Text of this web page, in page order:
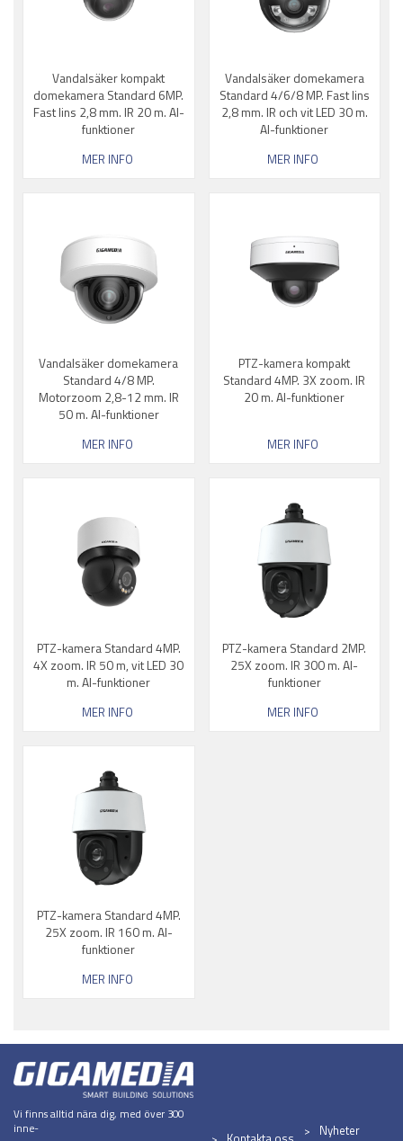
Vandalsäker kompakt
domekamera Standard 6MP.
Fast lins 2,8 mm. IR 20 m. AI-
funktioner
MER INFO
Vandalsäker domekamera
Standard 4/6/8 MP. Fast lins
2,8 mm. IR och vit LED 30 m.
AI-funktioner
MER INFO
Vandalsäker domekamera
Standard 4/8 MP.
Motorzoom 2,8-12 mm. IR
50 m. AI-funktioner
MER INFO
PTZ-kamera kompakt
Standard 4MP. 3X zoom. IR
20 m. AI-funktioner
MER INFO
PTZ-kamera Standard 4MP.
4X zoom. IR 50 m, vit LED 30
m. AI-funktioner
MER INFO
PTZ-kamera Standard 2MP.
25X zoom. IR 300 m. AI-
funktioner
MER INFO
PTZ-kamera Standard 4MP.
25X zoom. IR 160 m. AI-
funktioner
MER INFO
Vi finns alltid nära dig, med över 300
inne-
Nyheter